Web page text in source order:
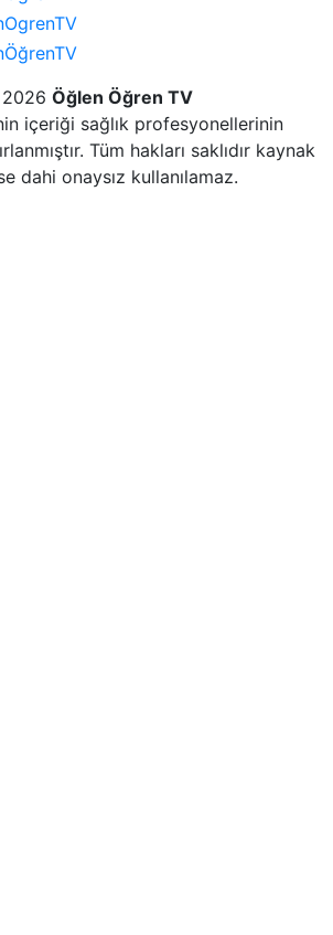
Öğlen Öğren TV
içeriği sağlık profesyonellerinin
Tüm hakları saklıdır kaynak
dahi onaysız kullanılamaz.